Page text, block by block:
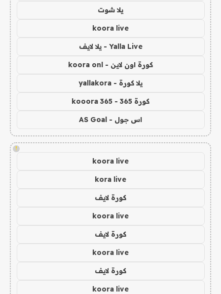
يلا شوت
koora live
Yalla Live - يلا لايف
كورة اون لاين - koora onl
يلا كورة - yallakora
كورة 365 - kooora 365
اس جول - AS Goal
!
koora live
kora live
كورة لايف
koora live
كورة لايف
koora live
كورة لايف
koora live